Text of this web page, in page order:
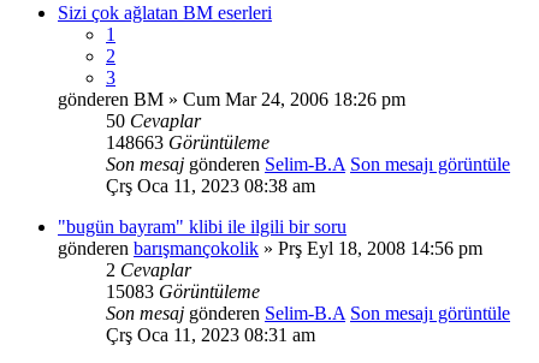
Sizi çok ağlatan BM eserleri
1
2
3
gönderen BM » Cum Mar 24, 2006 18:26 pm
50 Cevaplar
148663 Görüntüleme
Son mesaj gönderen Selim-B.A Son mesajı görüntüle
Çrş Oca 11, 2023 08:38 am
"bugün bayram" klibi ile ilgili bir soru
gönderen barışmançokolik » Prş Eyl 18, 2008 14:56 pm
2 Cevaplar
15083 Görüntüleme
Son mesaj gönderen Selim-B.A Son mesajı görüntüle
Çrş Oca 11, 2023 08:31 am